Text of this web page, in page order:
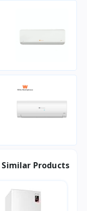
Similar Products